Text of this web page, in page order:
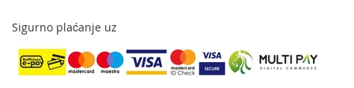
Sigurno plaćanje uz